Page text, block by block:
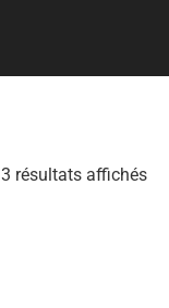
3 résultats affichés